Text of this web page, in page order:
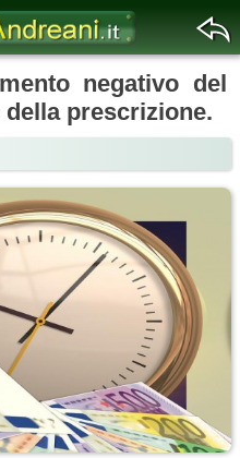
negativo del
prescrizione.